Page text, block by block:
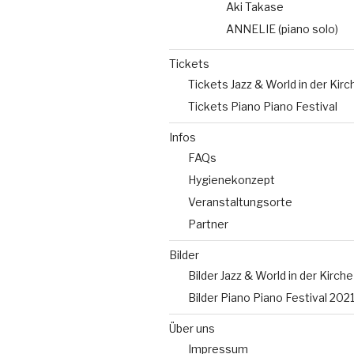
Aki Takase
ANNELIE (piano solo)
Tickets
Tickets Jazz & World in der
Tickets Piano Piano Festival
Infos
FAQs
Hygienekonzept
Veranstaltungsorte
Partner
Bilder
Bilder Jazz & World in der Kirche
Bilder Piano Piano Festival 2021
Über uns
Impressum